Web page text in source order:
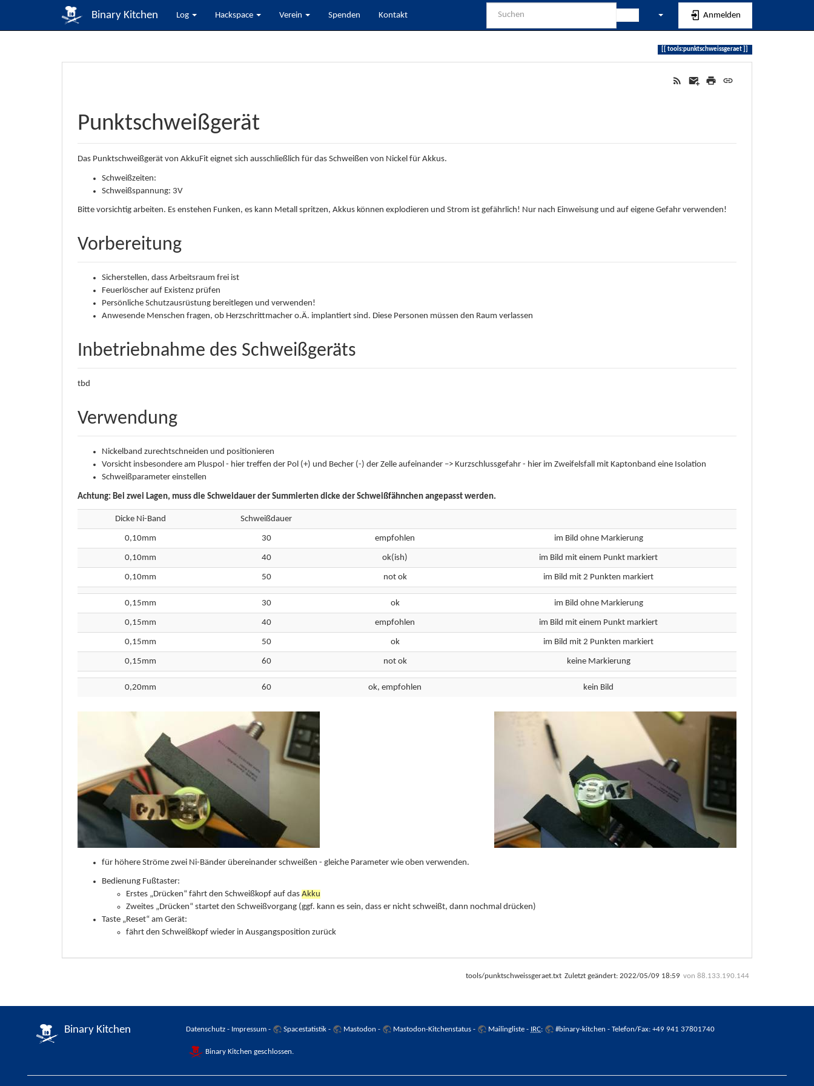
Binary Kitchen Log Hackspace Verein Spenden Kontakt Anmelden
tools:punktschweissgeraet
Punktschweißgerät
Das Punktschweißgerät von AkkuFit eignet sich ausschließlich für das Schweißen von Nickel für Akkus.
Schweißzeiten:
Schweißspannung: 3V
Bitte vorsichtig arbeiten. Es enstehen Funken, es kann Metall spritzen, Akkus können explodieren und Strom ist gefährlich! Nur nach Einweisung und auf eigene Gefahr verwenden!
Vorbereitung
Sicherstellen, dass Arbeitsraum frei ist
Feuerlöscher auf Existenz prüfen
Persönliche Schutzausrüstung bereitlegen und verwenden!
Anwesende Menschen fragen, ob Herzschrittmacher o.Ä. implantiert sind. Diese Personen müssen den Raum verlassen
Inbetriebnahme des Schweißgeräts
tbd
Verwendung
Nickelband zurechtschneiden und positionieren
Vorsicht insbesondere am Pluspol - hier treffen der Pol (+) und Becher (-) der Zelle aufeinander –> Kurzschlussgefahr - hier im Zweifelsfall mit Kaptonband eine Isolation
Schweißparameter einstellen
Achtung: Bei zwei Lagen, muss die Schweidauer der Summierten dicke der Schweißfähnchen angepasst werden.
Dicke Ni-Band Schweißdauer
0,10mm 30 empfohlen im Bild ohne Markierung
0,10mm 40 ok(ish) im Bild mit einem Punkt markiert
0,10mm 50 not ok im Bild mit 2 Punkten markiert
0,15mm 30 ok im Bild ohne Markierung
0,15mm 40 empfohlen im Bild mit einem Punkt markiert
0,15mm 50 ok im Bild mit 2 Punkten markiert
0,15mm 60 not ok keine Markierung
0,20mm 60 ok, empfohlen kein Bild
für höhere Ströme zwei Ni-Bänder übereinander schweißen - gleiche Parameter wie oben verwenden.
Bedienung Fußtaster:
Erstes „Drücken“ fährt den Schweißkopf auf das Akku
Zweites „Drücken“ startet den Schweißvorgang (ggf. kann es sein, dass er nicht schweißt, dann nochmal drücken)
Taste „Reset“ am Gerät:
fährt den Schweißkopf wieder in Ausgangsposition zurück
tools/punktschweissgeraet.txt Zuletzt geändert: 2022/05/09 18:59 von 88.133.190.144
Binary Kitchen Datenschutz - Impressum - Spacestatistik - Mastodon - Mastodon-Kitchenstatus - Mailingliste - IRC: #binary-kitchen - Telefon/Fax: +49 941 37801740
Binary Kitchen geschlossen.